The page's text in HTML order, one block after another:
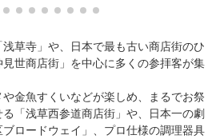
草寺」や、日本で最も古い商店街のひ
世商店街」を中心に多くの参拝客が集
金魚すくいなどが楽しめ、まるでお祭
「浅草西参道商店街」や、日本一の劇
ロードウェイ」、プロ仕様の調理器具